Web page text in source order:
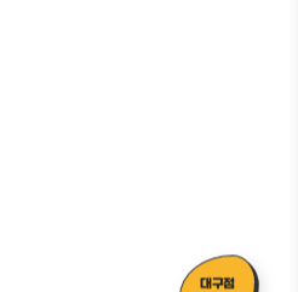
대구점